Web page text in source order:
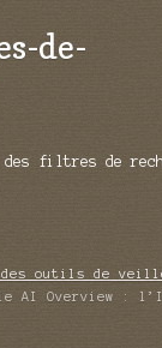
de-
des filtres de
outils de
AI Overview :